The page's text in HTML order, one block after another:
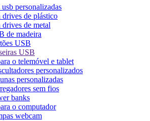
personalizadas
drives de plástico
drives de metal
de madeira
USB
USB
o telemóvel e tablet
personalizados
personalizadas
sem fios
banks
o computador
webcam